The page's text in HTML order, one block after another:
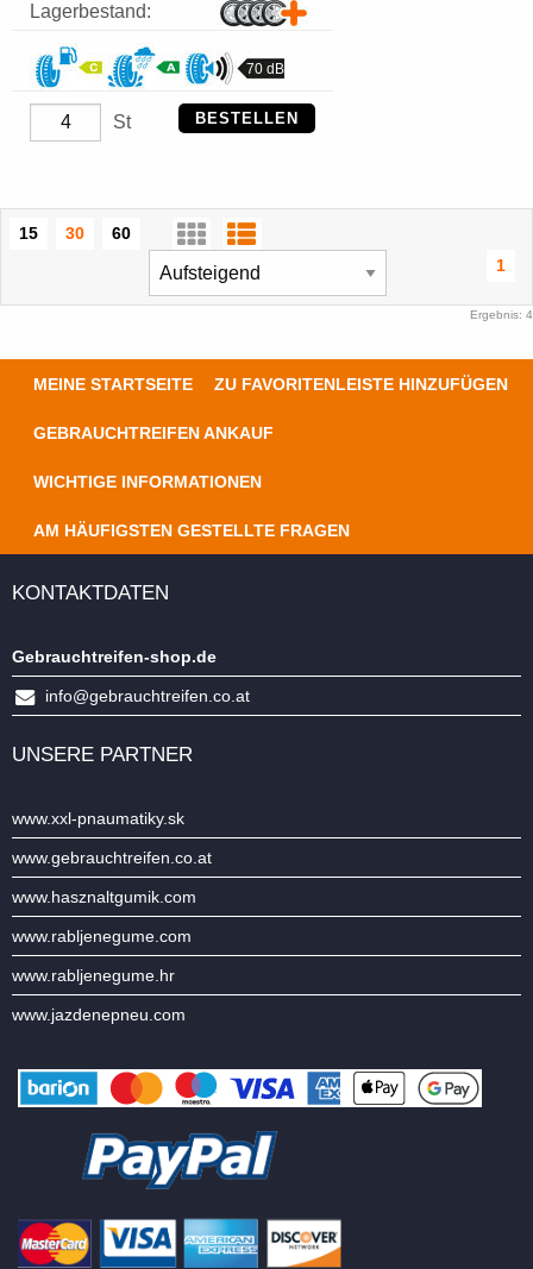
Lagerbestand:
70 dB
St BESTELLEN
15 30
60
1
Ergebnis: 4
MEINE STARTSEITE ZU FAVORITENLEISTE HINZUFÜGEN
GEBRAUCHTREIFEN ANKAUF
WICHTIGE INFORMATIONEN
AM HÄUFIGSTEN GESTELLTE FRAGEN
KONTAKTDATEN
Gebrauchtreifen-shop.de
info@gebrauchtreifen.co.at
UNSERE PARTNER
www.xxl-pnaumatiky.sk
www.gebrauchtreifen.co.at
www.hasznaltgumik.com
www.rabljenegume.com
www.rabljenegume.hr
www.jazdenepneu.com